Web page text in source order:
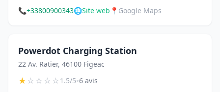
📞+33800900343🌐Site web 📍 Google Maps
Powerdot Charging Station
22 Av. Ratier, 46100 Figeac
★☆☆☆☆1.5/5•6 avis